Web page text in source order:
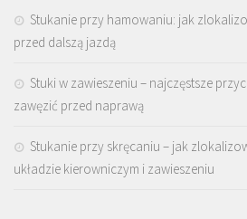
Stukanie przy hamowaniu: jak
przed dalszą jazdą
Stuki w zawieszeniu – najczęstsze
zawęzić przed naprawą
Stukanie przy skręcaniu – jak
układzie kierowniczym i zawieszeniu